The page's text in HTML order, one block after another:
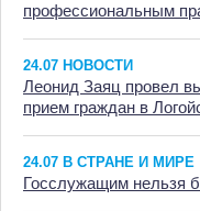
профессиональным
24.07 НОВОСТИ
Леонид Заяц провел
прием граждан в
24.07 В СТРАНЕ И МИРЕ
Госслужащим нельзя